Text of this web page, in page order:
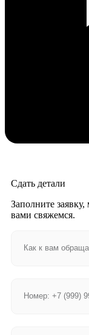
Сдать детали
Заполните
вами свяжемся.